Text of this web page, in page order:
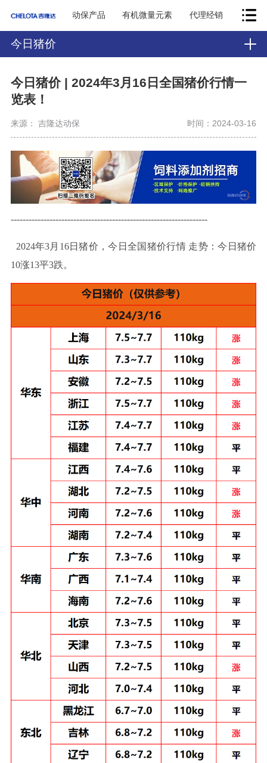
动保产品 有机微量元素 代理经销
今日猪价
今日猪价 | 2024年3月16日全国猪价行情一
览表！
来源： 吉隆达动保 时间：2024-03-16
------------------------------------------------------------------
2024年3月16日猪价，今日全国猪价行情 走势：今日猪价
10涨13平3跌。